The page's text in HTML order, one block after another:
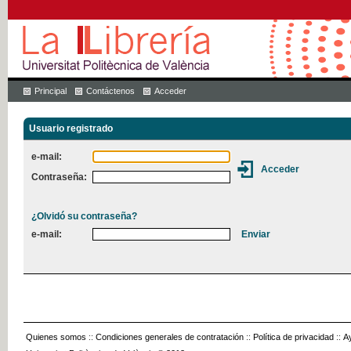
Principal Contáctenos Acceder
Usuario registrado
e-mail:
Contraseña:
¿Olvidó su contraseña?
e-mail:
Quienes somos :: Condiciones generales de contratación :: Política de privacidad ::